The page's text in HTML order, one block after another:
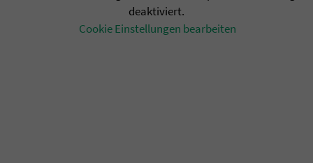
deaktiviert.
Cookie Einstellungen bearbeiten